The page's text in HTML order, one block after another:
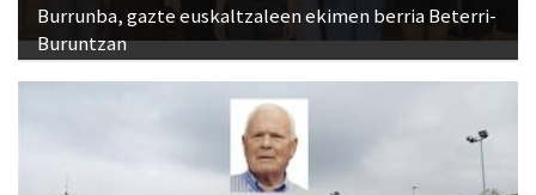
Burrunba, gazte euskaltzaleen ekimen berria Beterri-
Buruntzan